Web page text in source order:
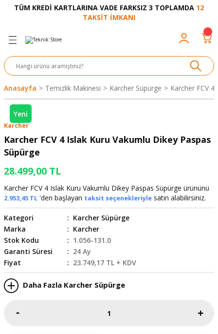
TÜM KREDİ KARTLARINA VADE FARKSIZ 3 TOPLAMDA 12
TAKSİT İMKANI
Geri Dön
Siperlik
Geri Dön
Bot
Geri Dön
ve Aksesuar
Makinesi
Geri Dön
Makinesi
Geri Dön
Geri Dön
Bantlar
Geri Dön
Geri Dön
ve Ürünleri
Cobot
Geri Dön
ve Aksesuarı
Anasayfa Temizlik Makinesi Karcher Süpürge Karcher FCV
Yeni
Karcher
Karcher FCV 4 Islak Kuru Vakumlu Dikey Paspas
Süpürge
28.499,00 TL
Karcher FCV 4 Islak Kuru Vakumlu Dikey Paspas Süpürge ürününü
2.953,45 TL 'den başlayan taksit seçenekleriyle satın alabilirsiniz.
Kategori
Karcher Süpürge
Marka
Karcher
Stok Kodu
1.056-131.0
Garanti Süresi
24 Ay
Fiyat
23.749,17 TL + KDV
Daha Fazla Karcher Süpürge